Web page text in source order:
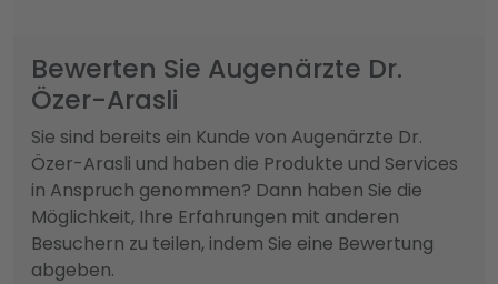
Bewerten Sie Augenärzte Dr.
Özer-Arasli
Sie sind bereits ein Kunde von Augenärzte Dr.
Özer-Arasli und haben die Produkte und Services
in Anspruch genommen? Dann haben Sie die
Möglichkeit, Ihre Erfahrungen mit anderen
Besuchern zu teilen, indem Sie eine Bewertung
abgeben.